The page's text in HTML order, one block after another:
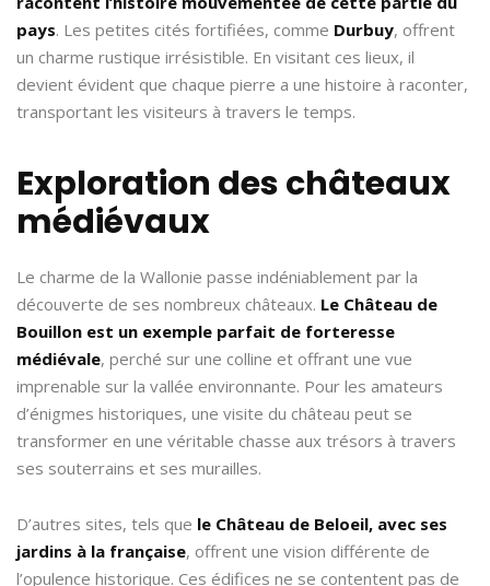
pays. Les petites cités fortifiées, comme Durbuy, offrent
un charme rustique irrésistible. En visitant ces lieux, il
devient évident que chaque pierre a une histoire à raconter,
transportant les visiteurs à travers le temps.
Exploration des châteaux
médiévaux
Le charme de la Wallonie passe indéniablement par la
découverte de ses nombreux châteaux. Le Château de
Bouillon est un exemple parfait de forteresse
médiévale, perché sur une colline et offrant une vue
imprenable sur la vallée environnante. Pour les amateurs
d’énigmes historiques, une visite du château peut se
transformer en une véritable chasse aux trésors à travers
ses souterrains et ses murailles.
D’autres sites, tels que le Château de Beloeil, avec ses
jardins à la française, offrent une vision différente de
l’opulence historique. Ces édifices ne se contentent pas de